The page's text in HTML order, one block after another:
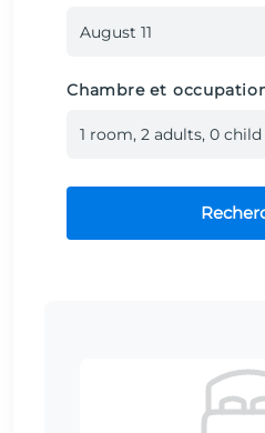
Chambre et
1 room, 2 adults, 0 child